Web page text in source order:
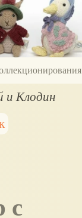
и Клодин